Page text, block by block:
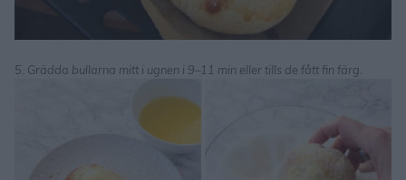
5. Grädda bullarna mitt i ugnen i 9–11 min eller tills de fått fin färg.